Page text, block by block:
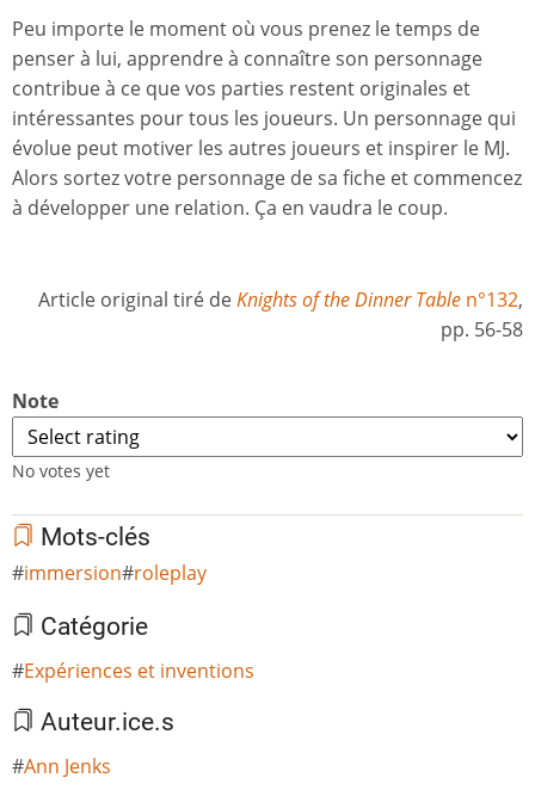
Peu importe le moment où vous prenez le temps de
penser à lui, apprendre à connaître son personnage
contribue à ce que vos parties restent originales et
intéressantes pour tous les joueurs. Un personnage qui
évolue peut motiver les autres joueurs et inspirer le MJ.
Alors sortez votre personnage de sa fiche et commencez
à développer une relation. Ça en vaudra le coup.
Article original tiré deKnights of the Dinner Table n°132,
pp. 56-58
Note
No votes yet
Mots-clés
immersion roleplay
Catégorie
Expériences et inventions
Auteur.ice.s
Ann Jenks